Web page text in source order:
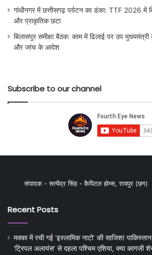
गांधीनगर में छत्तीसगढ़ पर्यटन का डंका: TTF 2026 में
और प्राकृतिक छटा
बिलासपुर समीक्षा बैठक: काम में ढिलाई पर उप
और जांच के आदेश
Subscribe to our channel
संपादक - सत्येंद्र सिंह - कैपिटल होम्स, रायपुर (छग)
Recent Posts
मक्का में रची गई ‘इस्लामिक नाटो’ की साजिश!
‘ट्रिपल अलायंस’ से दहला पश्चिम एशिया, क्या कागजी